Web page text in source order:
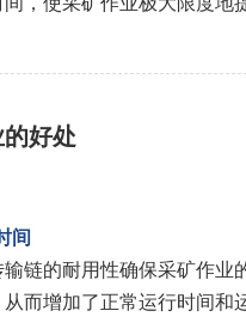
好处
间
链的耐用性确保采矿作业
而增加了正常运行时间和